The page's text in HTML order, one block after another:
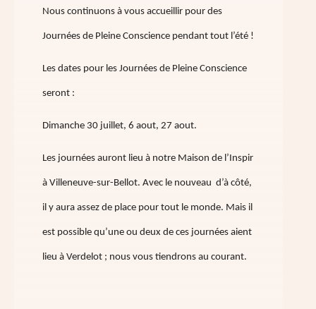
Nous continuons à vous accueillir pour des
Journées de Pleine Conscience pendant tout l’été !
Les dates pour les Journées de Pleine Conscience
seront :
Dimanche 30 juillet, 6 aout, 27 aout.
Les journées auront lieu à notre Maison de l’Inspir
à Villeneuve-sur-Bellot. Avec le nouveau d’à côté,
il y aura assez de place pour tout le monde. Mais il
est possible qu’une ou deux de ces journées aient
lieu à Verdelot ; nous vous tiendrons au courant.